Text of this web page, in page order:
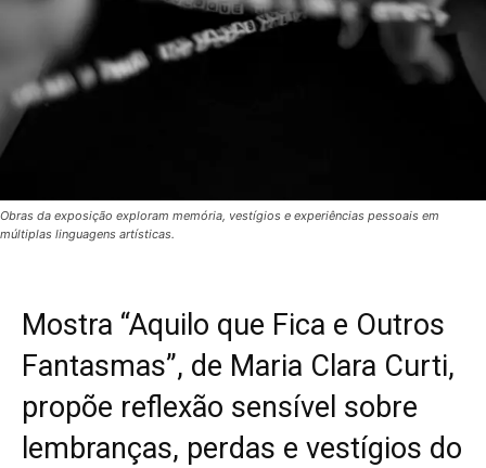
Obras da exposição exploram memória, vestígios e experiências pessoais em
múltiplas linguagens artísticas.
Mostra “Aquilo que Fica e Outros
Fantasmas”, de Maria Clara Curti,
propõe reflexão sensível sobre
lembranças, perdas e vestígios do